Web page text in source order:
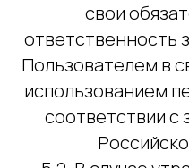
свои
ответственность
Пользователем в
использованием
соответствии с